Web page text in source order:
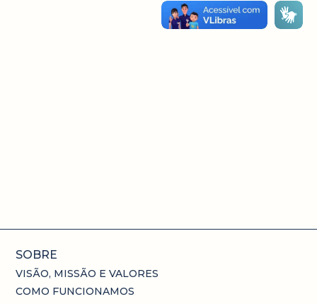
SOBRE
VISÃO, MISSÃO E VALORES
COMO FUNCIONAMOS